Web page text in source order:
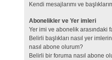
Kendi mesajlarımı ve
Abonelikler ve Yer imleri
Yer imi ve abonelik arasındaki
Belirli başlıkları nasıl yer
nasıl abone olurum?
Belirli bir foruma nasıl abone